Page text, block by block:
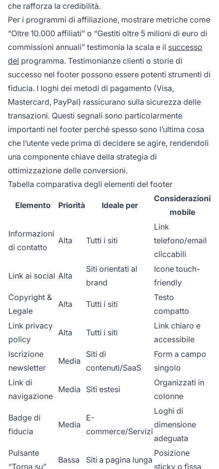
che rafforza la credibilità.
Per i programmi di affiliazione, mostrare metriche come
“Oltre 10.000 affiliati” o “Gestiti oltre 5 milioni di euro di
commissioni annuali” testimonia la scala e il successo
del programma. Testimonianze clienti o storie di
successo nel footer possono essere potenti strumenti di
fiducia. I loghi dei metodi di pagamento (Visa,
Mastercard, PayPal) rassicurano sulla sicurezza delle
transazioni. Questi segnali sono particolarmente
importanti nel footer perché spesso sono l’ultima cosa
che l’utente vede prima di decidere se agire, rendendoli
una componente chiave della strategia di
ottimizzazione delle conversioni.
Tabella comparativa degli elementi del footer
Elemento Priorità Ideale per
Considerazioni
mobile
Informazioni
di contatto
Alta Tutti i siti
Link
telefono/email
cliccabili
Link ai social Alta
Siti orientati al
brand
Icone touch-
friendly
Copyright &
Legale
Alta Tutti i siti
Testo
compatto
Link privacy
policy
Alta Tutti i siti
Link chiaro e
accessibile
Iscrizione
newsletter
Media
Siti di
contenuti/SaaS
Form a campo
singolo
Link di
navigazione
Media Siti estesi
Organizzati in
colonne
Badge di
fiducia
Media
E-
commerce/Servizi
Loghi di
dimensione
adeguata
Pulsante
“Torna su”
Bassa Siti a pagina lunga
Posizione
sticky o fissa